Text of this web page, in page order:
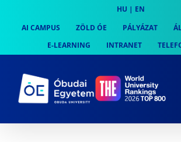
content
HU | EN
AI CAMPUS
ZÖLD ÓE PÁLYÁZAT
E-LEARNING
INTRANET